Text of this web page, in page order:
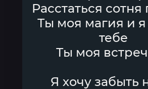
Расстаться
Ты моя магия и я
тебе
Ты моя
Я хочу забыть